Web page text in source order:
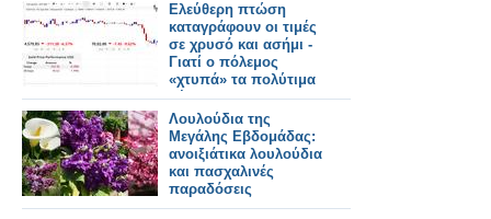
Eλεύθερη πτώση
καταγράφουν οι τιμές
σε χρυσό και ασήμι -
Γιατί ο πόλεμος
«χτυπά» τα πολύτιμα
μέταλλα
Λουλούδια της
Μεγάλης Εβδομάδας:
ανοιξιάτικα λουλούδια
και πασχαλινές
παραδόσεις